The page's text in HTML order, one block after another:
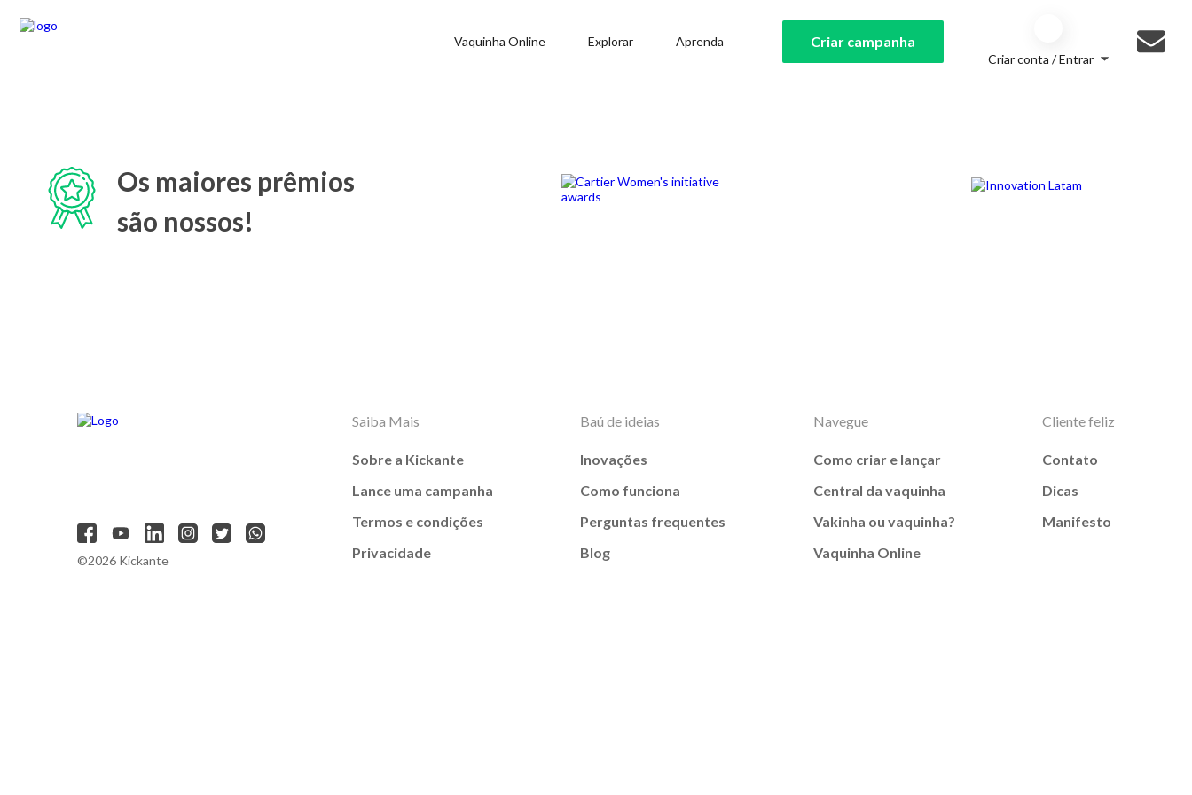
Vaquinha Online Explorar Aprenda Criar campanha
Criar conta / Entrar
Os maiores prêmios
são nossos!
©2026 Kickante
Saiba Mais
Sobre a Kickante
Lance uma campanha
Termos e condições
Privacidade
Baú de ideias
Inovações
Como funciona
Perguntas frequentes
Blog
Navegue
Como criar e lançar
Central da vaquinha
Vakinha ou vaquinha?
Vaquinha Online
Cliente feliz
Contato
Dicas
Manifesto